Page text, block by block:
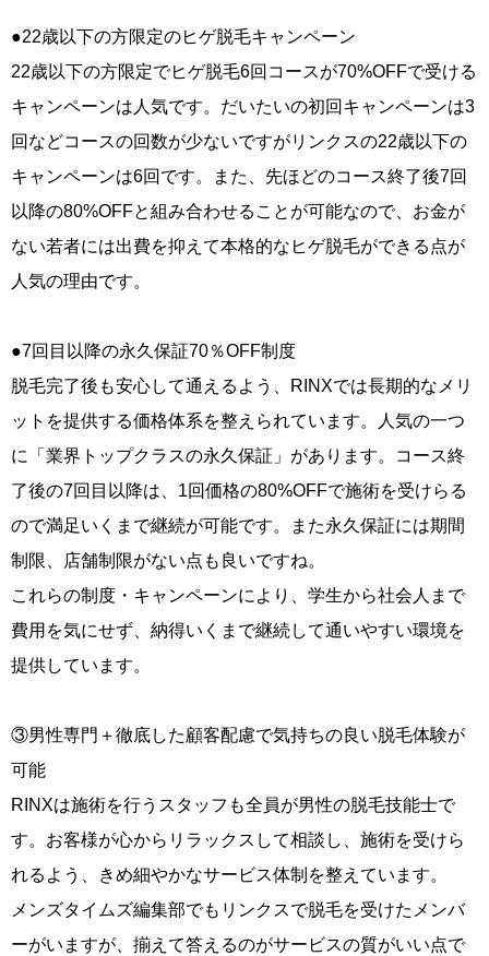
●22歳以下の方限定のヒゲ脱毛キャンペーン
22歳以下の方限定でヒゲ脱毛6回コースが70%OFFで受ける
キャンペーンは人気です。だいたいの初回キャンペーンは3
回などコースの回数が少ないですがリンクスの22歳以下の
キャンペーンは6回です。また、先ほどのコース終了後7回
以降の80%OFFと組み合わせることが可能なので、お金が
ない若者には出費を抑えて本格的なヒゲ脱毛ができる点が
人気の理由です。
●7回目以降の永久保証70％OFF制度
脱毛完了後も安心して通えるよう、RINXでは長期的なメリ
ットを提供する価格体系を整えられています。人気の一つ
に「業界トップクラスの永久保証」があります。コース終
了後の7回目以降は、1回価格の80%OFFで施術を受けらる
ので満足いくまで継続が可能です。また永久保証には期間
制限、店舗制限がない点も良いですね。
これらの制度・キャンペーンにより、学生から社会人まで
費用を気にせず、納得いくまで継続して通いやすい環境を
提供しています。
③男性専門＋徹底した顧客配慮で気持ちの良い脱毛体験が
可能
RINXは施術を行うスタッフも全員が男性の脱毛技能士で
す。お客様が心からリラックスして相談し、施術を受けら
れるよう、きめ細やかなサービス体制を整えています。
メンズタイムズ編集部でもリンクスで脱毛を受けたメンバ
ーがいますが、揃えて答えるのがサービスの質がいい点で